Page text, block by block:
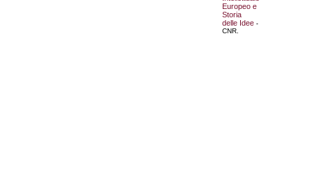
Europeo e
Storia
delle Idee -
CNR.